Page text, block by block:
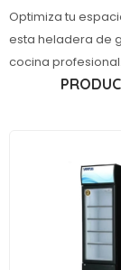
Optimiza tu
esta heladera de
cocina profesional.